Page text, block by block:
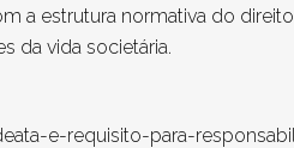
a estrutura normativa do
da vida societária.
e-requisito-para-